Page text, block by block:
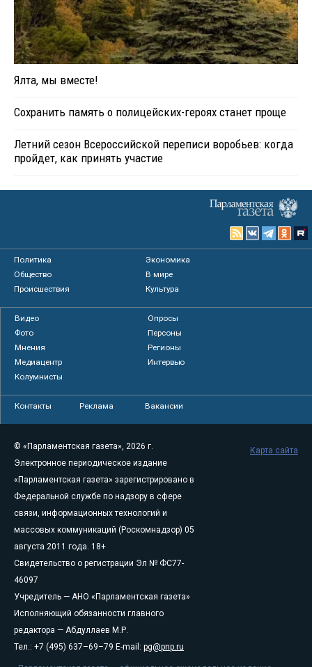
Ялта, мы вместе!
Сохранить память о полицейских-героях станет проще
Летний сезон Всероссийской переписи воробьев: когда
пройдет, как принять участие
Политика
Экономика
Общество
В мире
Происшествия
Культура
Видео
Опросы
Фото
Персоны
Мнения
Регионы
Медиацентр
Интервью
Колумнисты
Контакты Реклама Вакансии
© «Парламентская газета», 2026 г.
Электронное периодическое издание
«Парламентская газета» зарегистрировано в
Федеральной службе по надзору в сфере
связи, информационных технологий и
массовых коммуникаций (Роскомнадзор) 05
августа 2011 года. 18+
Свидетельство о регистрации Эл № ФС77-
46097
Учредитель — АНО «Парламентская газета»
Исполняющий обязанности главного
редактора — Абдуллаев М.Р.
Тел.: +7 (495) 637–69–79 E-mail: pg@pnp.ru
Карта сайта